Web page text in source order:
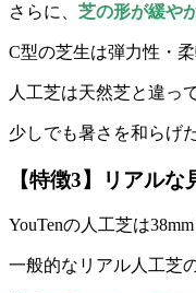
さらに、 芝の形が緩や
C型の芝生は弾力性・
人工芝は天然芝と違っ
少しでも暑さを和らげ
【特徴3】リアルな
YouTenの人工芝は
一般的なリアル人工芝